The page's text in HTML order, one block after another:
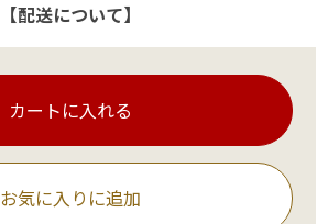
【配送について】
お気に入りに追加